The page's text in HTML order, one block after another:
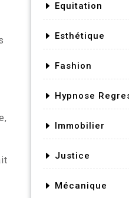
Equitation
Esthétique
Fashion
Hypnose
Immobilier
Justice
Mécanique